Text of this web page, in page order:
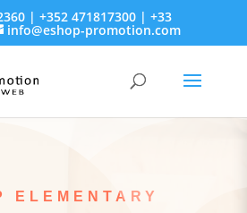
| +352 471817300 | +33
info@eshop-promotion.com
ELEMENTARY